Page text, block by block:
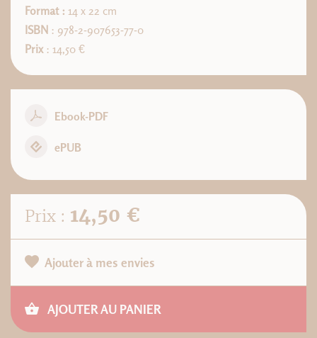
Format : 14 x 22 cm
ISBN : 978-2-907653-77-0
Prix: 14,50 €
Ebook-PDF
ePUB
Prix : 14,50 €
Ajouter à mes envies
AJOUTER AU PANIER